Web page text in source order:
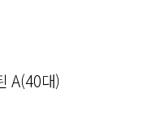
A(40대)